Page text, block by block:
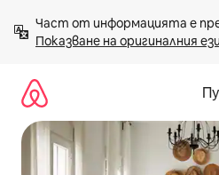
към
съдържанието
Показване на оригиналния